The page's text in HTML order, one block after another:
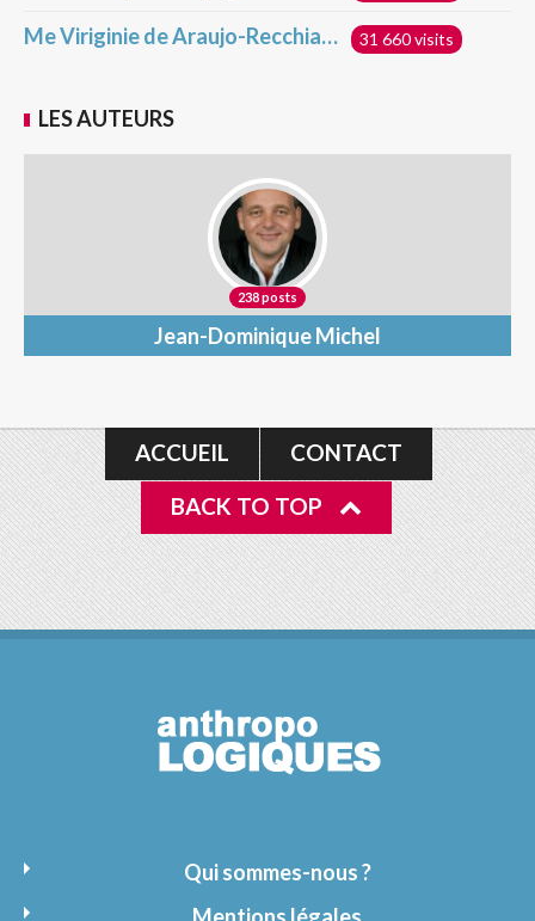
Me Viriginie de Araujo-Recchia raflée chez elle ce matin par l’État français ! 31 660 visits
LES AUTEURS
238 posts
Jean-Dominique Michel
ACCUEIL
CONTACT
BACK TO TOP
Qui sommes-nous ?